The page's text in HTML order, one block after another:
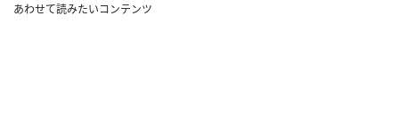
あわせて読みたいコンテンツ